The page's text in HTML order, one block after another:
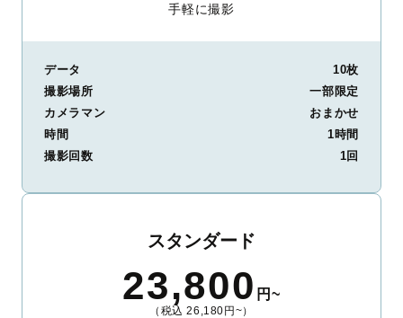
手軽に撮影
データ
10枚
撮影場所
一部限定
カメラマン
おまかせ
時間
1時間
撮影回数
1回
スタンダード
23,800 円~
（税込 26,180円~）